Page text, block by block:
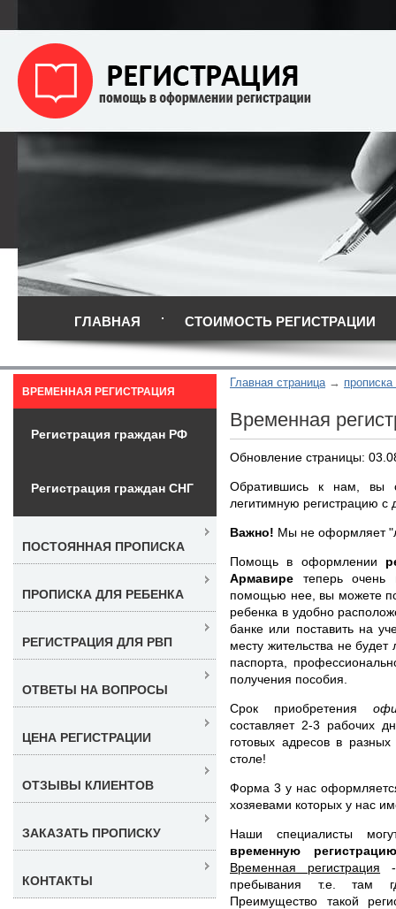
ГЛАВНАЯ СТОИМОСТЬ РЕГИСТРАЦИИ
Главная страница
Временная
Обновление страницы:
Обратившись к нам, вы
легитимную регистрацию с
Важно! Мы не оформляет
Помощь в оформлении
Армавире теперь очень
помощью нее, вы можете
ребенка в удобно
банке или поставить на
месту жительства не
паспорта,
получения пособия.
Срок приобретения
составляет 2-3 рабочих
готовых адресов в
столе!
Форма 3 у нас
хозяевами которых у нас
Наши специалисты
временную
Временная регистрация -
пребывания т.е. там
Преимущество такой
ВРЕМЕННАЯ РЕГИСТРАЦИЯ
Регистрация граждан РФ
Регистрация граждан СНГ
ПОСТОЯННАЯ ПРОПИСКА
ПРОПИСКА ДЛЯ РЕБЕНКА
РЕГИСТРАЦИЯ ДЛЯ РВП
ОТВЕТЫ НА ВОПРОСЫ
ЦЕНА РЕГИСТРАЦИИ
ОТЗЫВЫ КЛИЕНТОВ
ЗАКАЗАТЬ ПРОПИСКУ
КОНТАКТЫ